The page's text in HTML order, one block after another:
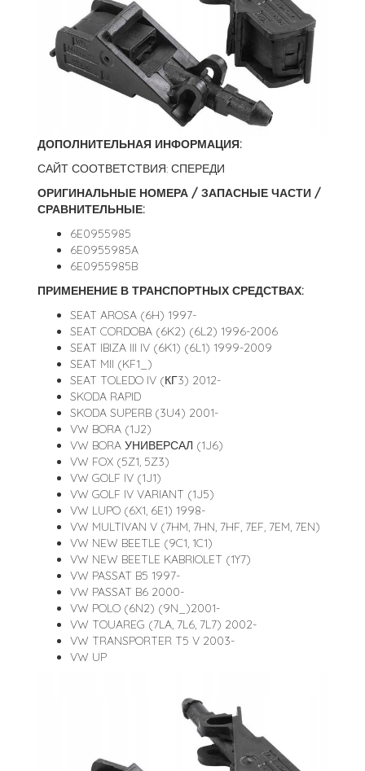
ДОПОЛНИТЕЛЬНАЯ ИНФОРМАЦИЯ:
САЙТ СООТВЕТСТВИЯ: СПЕРЕДИ
ОРИГИНАЛЬНЫЕ НОМЕРА / ЗАПАСНЫЕ ЧАСТИ /
СРАВНИТЕЛЬНЫЕ:
6E0955985
6E0955985A
6E0955985B
ПРИМЕНЕНИЕ В ТРАНСПОРТНЫХ СРЕДСТВАХ:
SEAT AROSA (6H) 1997-
SEAT CORDOBA (6K2) (6L2) 1996-2006
SEAT IBIZA III IV (6K1) (6L1) 1999-2009
SEAT MII (KF1_)
SEAT TOLEDO IV (КГ3) 2012-
SKODA RAPID
SKODA SUPERB (3U4) 2001-
VW BORA (1J2)
VW BORA УНИВЕРСАЛ (1J6)
VW FOX (5Z1, 5Z3)
VW GOLF IV (1J1)
VW GOLF IV VARIANT (1J5)
VW LUPO (6X1, 6E1) 1998-
VW MULTIVAN V (7HM, 7HN, 7HF, 7EF, 7EM, 7EN)
VW NEW BEETLE (9C1, 1C1)
VW NEW BEETLE KABRIOLET (1Y7)
VW PASSAT B5 1997-
VW PASSAT B6 2000-
VW POLO (6N2) (9N_)2001-
VW TOUAREG (7LA, 7L6, 7L7) 2002-
VW TRANSPORTER T5 V 2003-
VW UP